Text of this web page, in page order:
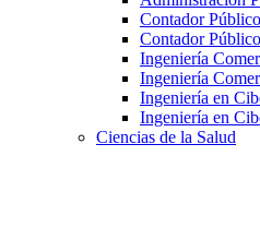
Contador
Contador
Ingeniería
Ingeniería
Ingeniería en
Ingeniería en
Ciencias de la Salud